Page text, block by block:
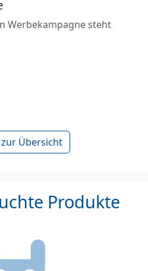
Werbekampagne steht
Übersicht
Produkte